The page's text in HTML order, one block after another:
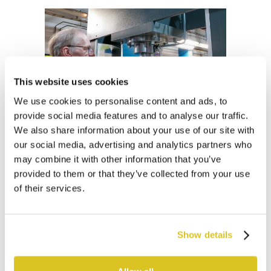
This website uses cookies
We use cookies to personalise content and ads, to
provide social media features and to analyse our traffic.
We also share information about your use of our site with
our social media, advertising and analytics partners who
may combine it with other information that you’ve
provided to them or that they’ve collected from your use
of their services.
Show details
13 toukoMiten
oikeanlainen
puristin
C-puristimet,MPD -